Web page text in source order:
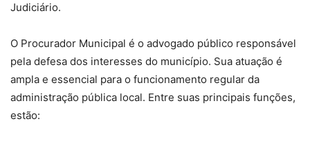
Judiciário.
O Procurador Municipal é o advogado público responsável
pela defesa dos interesses do município. Sua atuação é
ampla e essencial para o funcionamento regular da
administração pública local. Entre suas principais funções,
estão: